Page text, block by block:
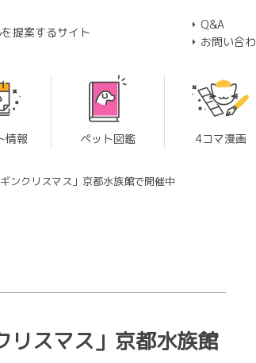
提案するサイト
Q&A
お問い合
情報 ペット図鑑 4コマ漫画
ンクリスマス」京都水族館で開催中
リスマス」京都水族館